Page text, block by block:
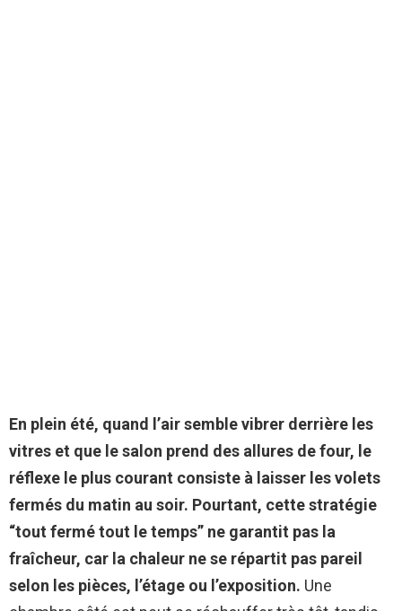
En plein été, quand l’air semble vibrer derrière les
vitres et que le salon prend des allures de four, le
réflexe le plus courant consiste à laisser les volets
fermés du matin au soir. Pourtant, cette stratégie
“tout fermé tout le temps” ne garantit pas la
fraîcheur, car la chaleur ne se répartit pas pareil
selon les pièces, l’étage ou l’exposition. Une